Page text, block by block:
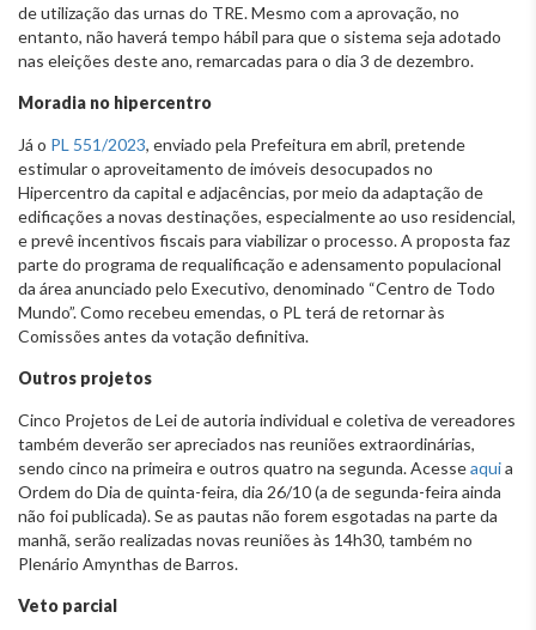
de utilização das urnas do TRE. Mesmo com a aprovação, no
entanto, não haverá tempo hábil para que o sistema seja adotado
nas eleições deste ano, remarcadas para o dia 3 de dezembro.
Moradia no hipercentro
Já o PL 551/2023, enviado pela Prefeitura em abril, pretende
estimular o aproveitamento de imóveis desocupados no
Hipercentro da capital e adjacências, por meio da adaptação de
edificações a novas destinações, especialmente ao uso residencial,
e prevê incentivos fiscais para viabilizar o processo. A proposta faz
parte do programa de requalificação e adensamento populacional
da área anunciado pelo Executivo, denominado “Centro de Todo
Mundo”. Como recebeu emendas, o PL terá de retornar às
Comissões antes da votação definitiva.
Outros projetos
Cinco Projetos de Lei de autoria individual e coletiva de vereadores
também deverão ser apreciados nas reuniões extraordinárias,
sendo cinco na primeira e outros quatro na segunda. Acesseaquia
Ordem do Dia de quinta-feira, dia 26/10 (a de segunda-feira ainda
não foi publicada). Se as pautas não forem esgotadas na parte da
manhã, serão realizadas novas reuniões às 14h30, também no
Plenário Amynthas de Barros.
Veto parcial